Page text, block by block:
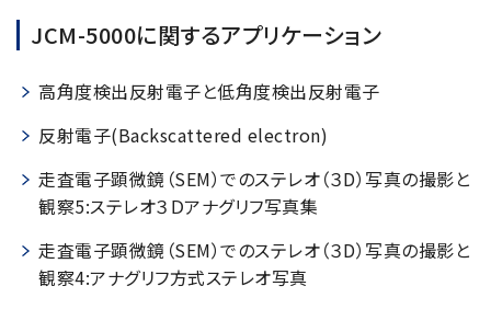
JCM-5000に関するアプリケーション
高角度検出反射電子と低角度検出反射電子
反射電子(Backscattered electron)
走査電子顕微鏡（SEM）でのステレオ（３D）写真の撮影と
観察5:ステレオ３Ｄアナグリフ写真集
走査電子顕微鏡（SEM）でのステレオ（３D）写真の撮影と
観察4:アナグリフ方式ステレオ写真